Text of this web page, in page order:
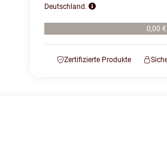
Deutschland.
0,00
Zertifizierte Produkte